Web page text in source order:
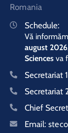
Romania
Schedule:
Vă
august 2026
Sciences va
Secretariat
Secretariat
Chief
Email: